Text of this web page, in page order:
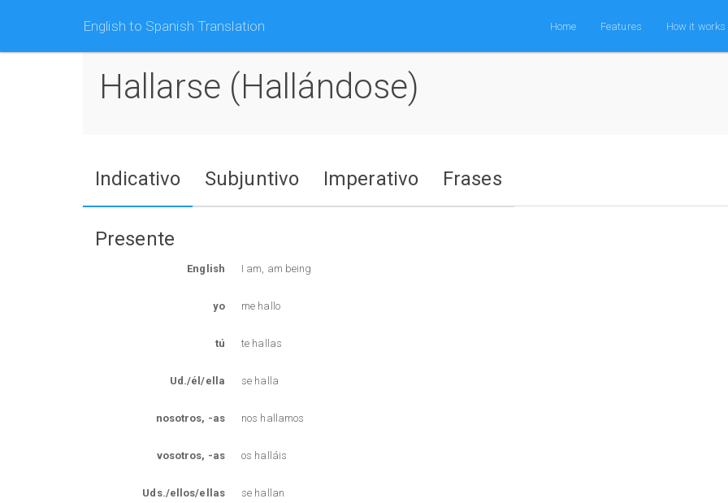
English to Spanish Translation Home Features How it works
Hallarse (hallándose)
Indicativo Subjuntivo Imperativo Frases
Presente
English I am, am being
yo me hallo
tú te hallas
Ud./él/ella se halla
nosotros, -as nos hallamos
vosotros, -as os halláis
Uds./ellos/ellas se hallan